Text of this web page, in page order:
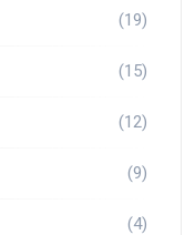
(19)
(15)
(12)
(9)
(4)